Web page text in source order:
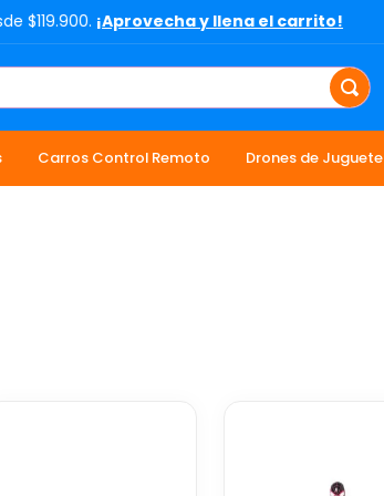
$119.900. ¡Aprovecha y llena el carrito!
Carros Control Remoto Drones de Juguete